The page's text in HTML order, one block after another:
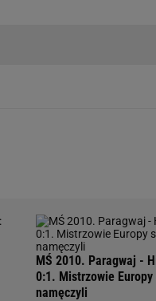
MŚ 2010. Paragwaj -
0:1. Mistrzowie Europy
namęczyli